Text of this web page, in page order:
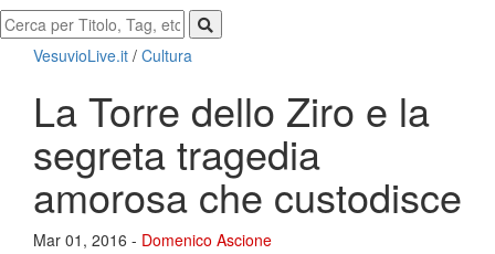
VesuvioLive.it / Cultura
La Torre dello Ziro e la
segreta tragedia
amorosa che custodisce
Mar 01, 2016 - Domenico Ascione